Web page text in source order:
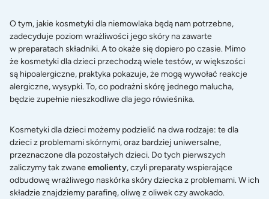
O tym, jakie kosmetyki dla niemowlaka będą nam potrzebne,
zadecyduje poziom wrażliwości jego skóry na zawarte
w preparatach składniki. A to okaże się dopiero po czasie. Mimo
że kosmetyki dla dzieci przechodzą wiele testów, w większości
są hipoalergiczne, praktyka pokazuje, że mogą wywołać reakcje
alergiczne, wysypki. To, co podrażni skórę jednego malucha,
będzie zupełnie nieszkodliwe dla jego rówieśnika.
Kosmetyki dla dzieci możemy podzielić na dwa rodzaje: te dla
dzieci z problemami skórnymi, oraz bardziej uniwersalne,
przeznaczone dla pozostałych dzieci. Do tych pierwszych
zaliczymy tak zwaneemolienty, czyli preparaty wspierające
odbudowę wrażliwego naskórka skóry dziecka z problemami. W ich
składzie znajdziemy parafinę, oliwę z oliwek czy awokado.